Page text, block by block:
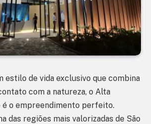
estilo de vida exclusivo que combina
com a natureza, o Alta
é o empreendimento perfeito.
das regiões mais valorizadas de São